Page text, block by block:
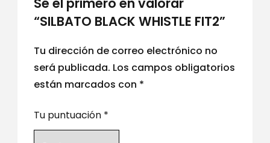
“SILBATO BLACK WHISTLE FIT2”
Tu dirección de correo electrónico no
será publicada. Los campos obligatorios
están marcados con *
Tu puntuación *